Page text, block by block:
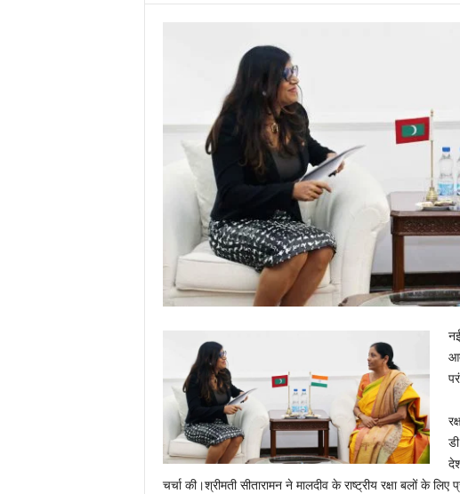
चर्चा की।श्रीमती सीतारामन ने मालदीव के राष्‍ट्रीय रक्षा बलों के